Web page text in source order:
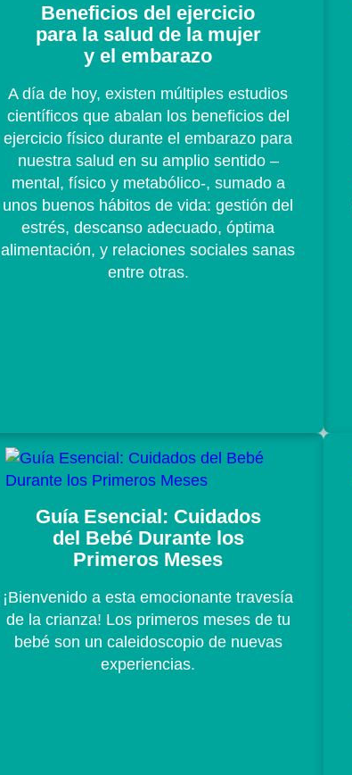
Beneficios del ejercicio
para la salud de la mujer
y el embarazo
A día de hoy, existen múltiples estudios
científicos que abalan los beneficios del
ejercicio físico durante el embarazo para
nuestra salud en su amplio sentido –
mental, físico y metabólico-, sumado a
unos buenos hábitos de vida: gestión del
estrés, descanso adecuado, óptima
alimentación, y relaciones sociales sanas
entre otras.
Guía Esencial: Cuidados
del Bebé Durante los
Primeros Meses
¡Bienvenido a esta emocionante travesía
de la crianza! Los primeros meses de tu
bebé son un caleidoscopio de nuevas
experiencias.